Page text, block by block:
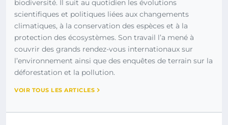
biodiversité. Il suit au quotidien les évolutions
scientifiques et politiques liées aux changements
climatiques, à la conservation des espèces et à la
protection des écosystèmes. Son travail l’a mené à
couvrir des grands rendez-vous internationaux sur
l’environnement ainsi que des enquêtes de terrain sur la
déforestation et la pollution.
VOIR TOUS LES ARTICLES